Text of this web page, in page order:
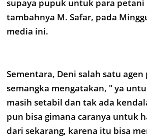
supaya pupuk untuk para petani
tambahnya M. Safar, pada
media ini.
Sementara, Deni salah satu
semangka mengatakan, " ya
masih setabil dan tak ada
pun bisa gimana caranya untuk
dari sekarang, karena itu bisa